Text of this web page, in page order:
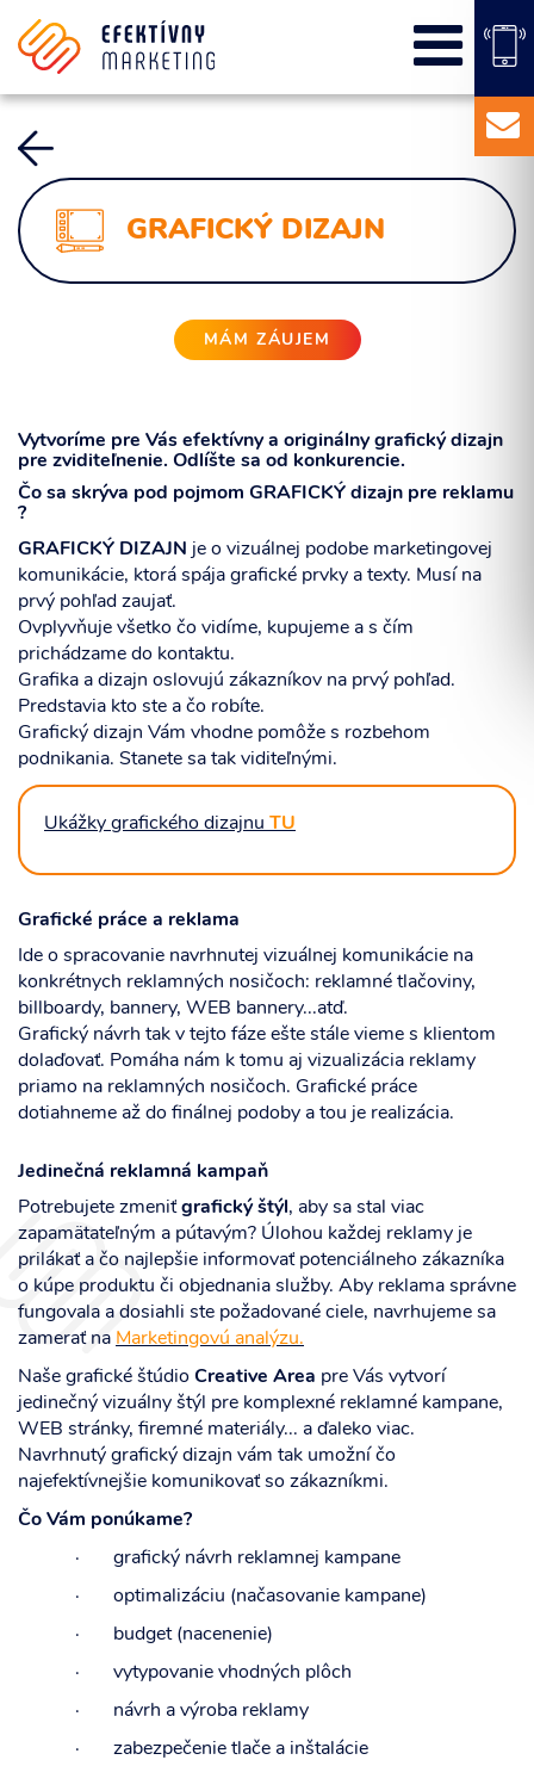
GRAFICKÝ DIZAJN
MÁM ZÁUJEM
Vytvoríme pre Vás efektívny a originálny grafický dizajn
pre zviditeľnenie. Odlíšte sa od konkurencie.
Čo sa skrýva pod pojmom GRAFICKÝ dizajn pre reklamu
?
GRAFICKÝ DIZAJN je o vizuálnej podobe marketingovej
komunikácie, ktorá spája grafické prvky a texty. Musí na
prvý pohľad zaujať.
Ovplyvňuje všetko čo vidíme, kupujeme a s čím
prichádzame do kontaktu.
Grafika a dizajn oslovujú zákazníkov na prvý pohľad.
Predstavia kto ste a čo robíte.
Grafický dizajn Vám vhodne pomôže s rozbehom
podnikania. Stanete sa tak viditeľnými.
Ukážky grafického dizajnu TU
Grafické práce a reklama
Ide o spracovanie navrhnutej vizuálnej komunikácie na
konkrétnych reklamných nosičoch: reklamné tlačoviny,
billboardy, bannery, WEB bannery...atď.
Grafický návrh tak v tejto fáze ešte stále vieme s klientom
dolaďovať. Pomáha nám k tomu aj vizualizácia reklamy
priamo na reklamných nosičoch. Grafické práce
dotiahneme až do finálnej podoby a tou je realizácia.
Jedinečná reklamná kampaň
Potrebujete zmeniťgrafický štýl, aby sa stal viac
zapamätateľným a pútavým? Úlohou každej reklamy je
prilákať a čo najlepšie informovať potenciálneho zákazníka
o kúpe produktu či objednania služby. Aby reklama správne
fungovala a dosiahli ste požadované ciele, navrhujeme sa
zamerať na Marketingovú analýzu.
Naše grafické štúdio Creative Area pre Vás vytvorí
jedinečný vizuálny štýl pre komplexné reklamné kampane,
WEB stránky, firemné materiály... a ďaleko viac.
Navrhnutý grafický dizajn vám tak umožní čo
najefektívnejšie komunikovať so zákazníkmi.
Čo Vám ponúkame?
· grafický návrh reklamnej kampane
· optimalizáciu (načasovanie kampane)
· budget (nacenenie)
· vytypovanie vhodných plôch
· návrh a výroba reklamy
· zabezpečenie tlače a inštalácie
PPC kampane
Správa sociálnych sietí
Content Marketing
Balíky služieb
Marketingový základ
Externý marketingový manažér pre vašu firmu
Súhlasím so spracovaním osobných informácií.
ODOSLAŤ